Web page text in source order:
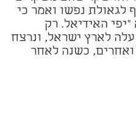
נפשו ואמר כי
האידיאל. רק
עמ' 50). שץ עלה לארץ ישראל, ונרצח
ואחרים, כשנה לאחר